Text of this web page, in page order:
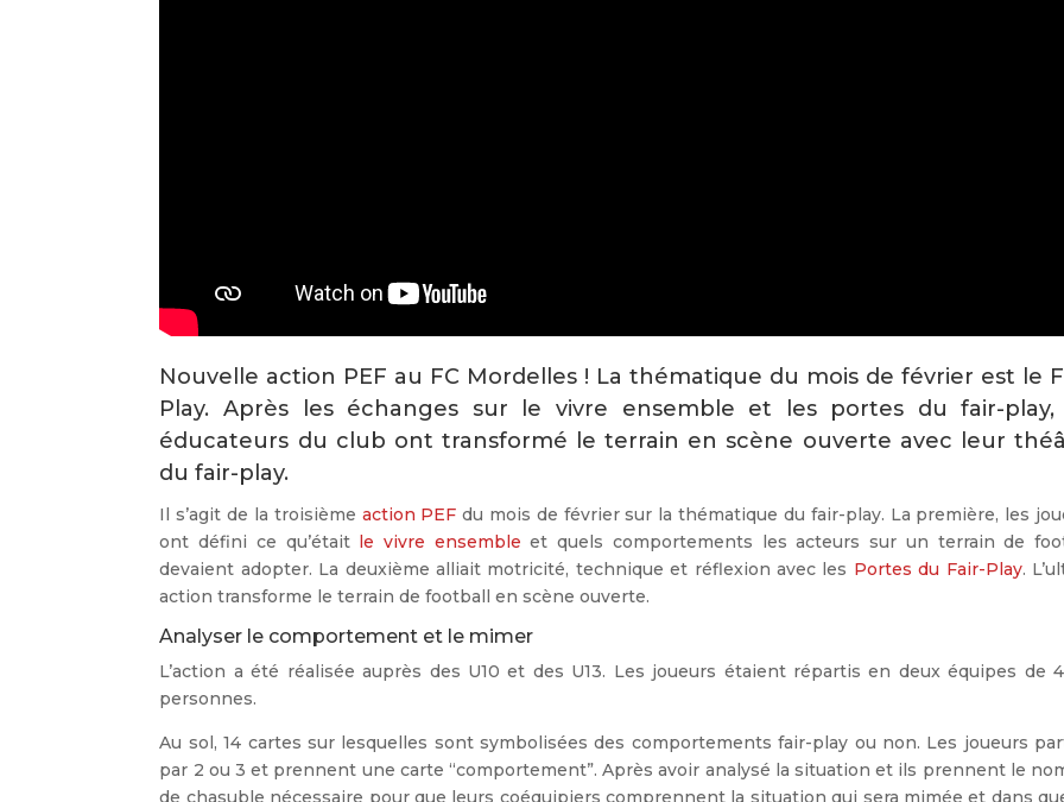
Nouvelle action PEF au FC Mordelles ! La thématique du mois de février est le
Play. Après les échanges sur le vivre ensemble et les portes du fair-play,
éducateurs du club ont transformé le terrain en scène ouverte avec leur
du fair-play.
Il s’agit de la troisième action PEF du mois de février sur la thématique du fair-play. La première, les
ont défini ce qu’était le vivre ensemble et quels comportements les acteurs sur un terrain de
devaient adopter. La deuxième alliait motricité, technique et réflexion avec les Portes du Fair-Play.
action transforme le terrain de football en scène ouverte.
Analyser le comportement et le mimer
L’action a été réalisée auprès des U10 et des U13. Les joueurs étaient répartis en deux équipes de
personnes.
Au sol, 14 cartes sur lesquelles sont symbolisées des comportements fair-play ou non. Les joueurs
par 2 ou 3 et prennent une carte “comportement”. Après avoir analysé la situation et ils prennent le
de chasuble nécessaire pour que leurs coéquipiers comprennent la situation qui sera mimée et dans